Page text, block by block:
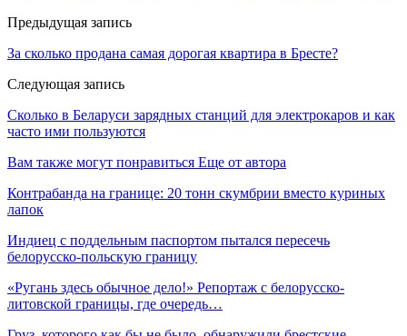
Предыдущая запись
За сколько продана самая дорогая квартира в Бресте?
Следующая запись
Сколько в Беларуси зарядных станций для электрокаров и как
часто ими пользуются
Вам также могут понравиться Еще от автора
Контрабанда на границе: 20 тонн скумбрии вместо куриных
лапок
Индиец с поддельным паспортом пытался пересечь
белорусско-польскую границу
«Ругань здесь обычное дело!» Репортаж с белорусско-
литовской границы, где очередь…